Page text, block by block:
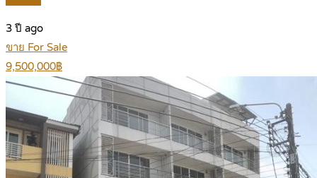
3 ปี ago
ขาย For Sale
9,500,000฿